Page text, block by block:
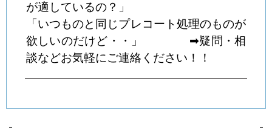
が適しているの？」
「いつものと同じプレコート処理のものが
欲しいのだけど・・」 ➡疑問・相
談などお気軽にご連絡ください！！